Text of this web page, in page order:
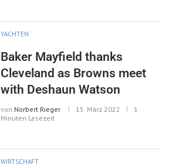
YACHTEN
Baker Mayfield thanks
Cleveland as Browns meet
with Deshaun Watson
von Norbert Rieger 15. März 2022
1
Minuten Lesezeit
WIRTSCHAFT